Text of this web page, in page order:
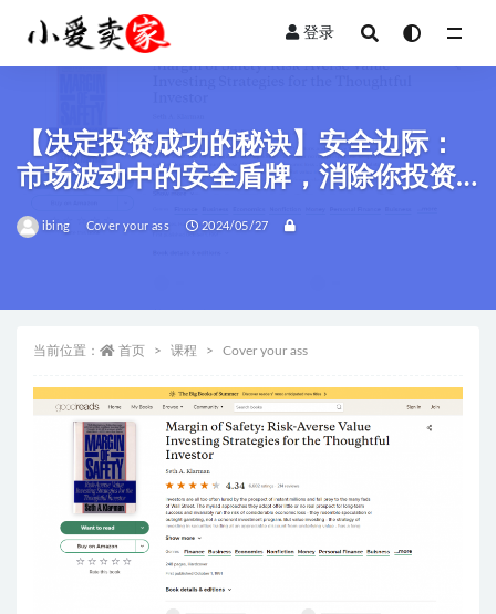
登录
【决定投资成功的秘诀】安全边际：
市场波动中的安全盾牌，消除你投资
的疑虑，聆听克拉曼的投资智慧！
ibing Cover your ass 2024/05/27
当前位置： 首页 课程 Cover your ass